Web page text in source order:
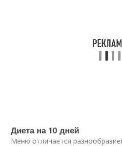
Диета на 10 дней
Меню отличается